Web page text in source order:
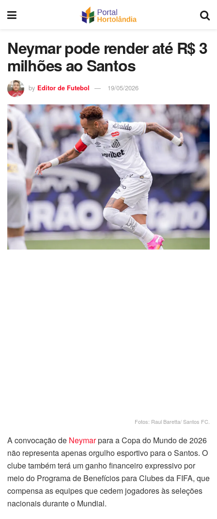
Neymar pode render até R$ 3
milhões ao Santos
by Editor de Futebol 19/05/2026
Fotos: Raul Baretta/ Santos FC.
A convocação de Neymarpara a Copa do Mundo de 2026
não representa apenas orgulho esportivo para o Santos. O
clube também terá um ganho financeiro expressivo por
meio do Programa de Benefícios para Clubes da FIFA, que
compensa as equipes que cedem jogadores às seleções
nacionais durante o Mundial.